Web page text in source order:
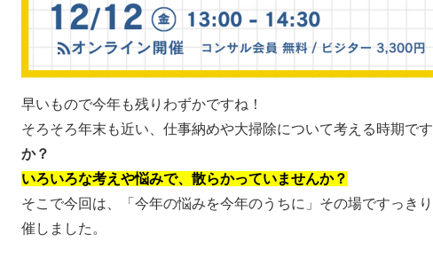
早いもので今年も残りわずかですね！
そろそろ年末も近い、仕事納めや大掃除について考える時期です
か？
いろいろな考えや悩みで、散らかっていませんか？
そこで今回は、「今年の悩みを今年のうちに」その場ですっき
催しました。